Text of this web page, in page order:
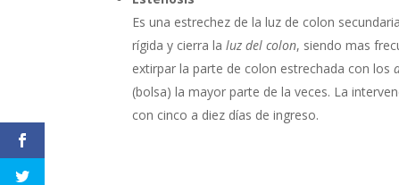
Es una estrechez de la luz de colon
rígida y cierra laluz del colon, siendo mas
extirpar la parte de colon estrechada con los
(bolsa) la mayor parte de la veces. La
con cinco a diez días de ingreso.